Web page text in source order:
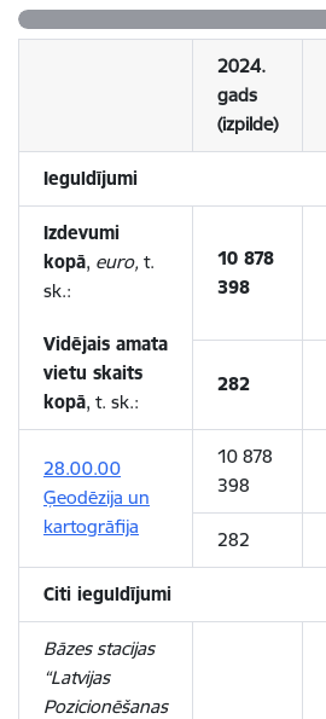
2024.
gads
(izpilde)
Ieguldījumi
Izdevumi
kopā, euro, t.
sk.:
Vidējais amata
vietu skaits
kopā, t. sk.:
10 878
398
282
28.00.00
Ģeodēzija un
kartogrāfija
10 878
398
282
Citi ieguldījumi
Bāzes stacijas
“Latvijas
Pozicionēšanas